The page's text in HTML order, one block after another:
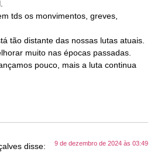
tds os monvimentos, greves,
tão distante das nossas lutas atuais.
muito nas épocas passadas.
pouco, mais a luta continua
disse: 9 de dezembro de 2024 às 03:49